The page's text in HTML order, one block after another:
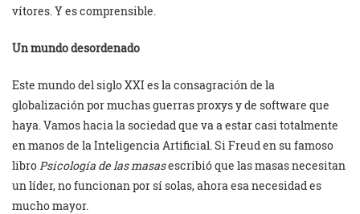
vítores. Y es comprensible.
Un mundo desordenado
Este mundo del siglo XXI es la consagración de la
globalización por muchas guerras proxys y de software que
haya. Vamos hacia la sociedad que va a estar casi totalmente
en manos de la Inteligencia Artificial. Si Freud en su famoso
libroPsicología de las masasescribió que las masas necesitan
un líder, no funcionan por sí solas, ahora esa necesidad es
mucho mayor.